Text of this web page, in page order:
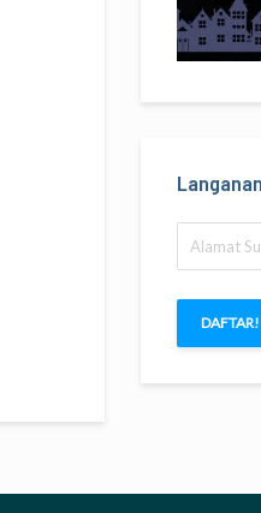
Surat
Elektronik
DAFTAR!